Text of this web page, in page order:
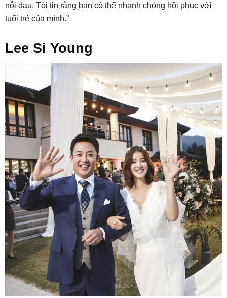
nỗi đau. Tôi tin rằng bạn có thể nhanh chóng hồi phục với
tuổi trẻ của mình.”
Lee Si Young